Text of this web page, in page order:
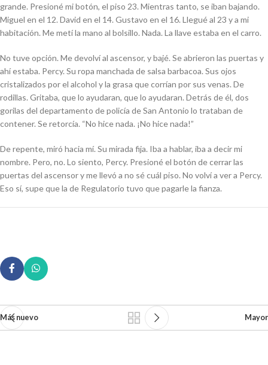
grande. Presioné mi botón, el piso 23. Mientras tanto, se iban bajando.
Miguel en el 12. David en el 14. Gustavo en el 16. Llegué al 23 y a mi
habitación. Me metí la mano al bolsillo. Nada. La llave estaba en el carro.
No tuve opción. Me devolví al ascensor, y bajé. Se abrieron las puertas y
ahí estaba. Percy. Su ropa manchada de salsa barbacoa. Sus ojos
cristalizados por el alcohol y la grasa que corrían por sus venas. De
rodillas. Gritaba, que lo ayudaran, que lo ayudaran. Detrás de él, dos
gorilas del departamento de policía de San Antonio lo trataban de
contener. Se retorcía. “No hice nada. ¡No hice nada!”
De repente, miró hacia mí. Su mirada fija. Iba a hablar, iba a decir mi
nombre. Pero, no. Lo siento, Percy. Presioné el botón de cerrar las
puertas del ascensor y me llevó a no sé cuál piso. No volví a ver a Percy.
Eso sí, supe que la de Regulatorio tuvo que pagarle la fianza.
Más nuevo Mayor